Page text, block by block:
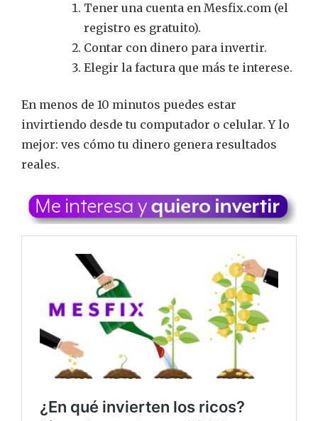
Tener una cuenta en Mesfix.com (el
registro es gratuito).
Contar con dinero para invertir.
Elegir la factura que más te interese.
En menos de 10 minutos puedes estar
invirtiendo desde tu computador o celular. Y lo
mejor: ves cómo tu dinero genera resultados
reales.